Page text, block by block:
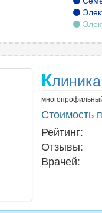
К
Стоимость
Рейтинг:
Отзывы:
Врачей: